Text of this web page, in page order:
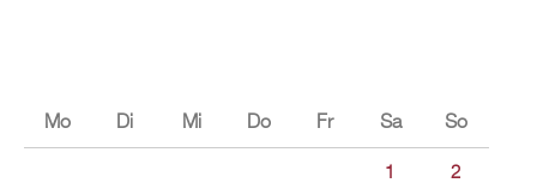
Mo Di Mi Do Fr Sa So
1 2